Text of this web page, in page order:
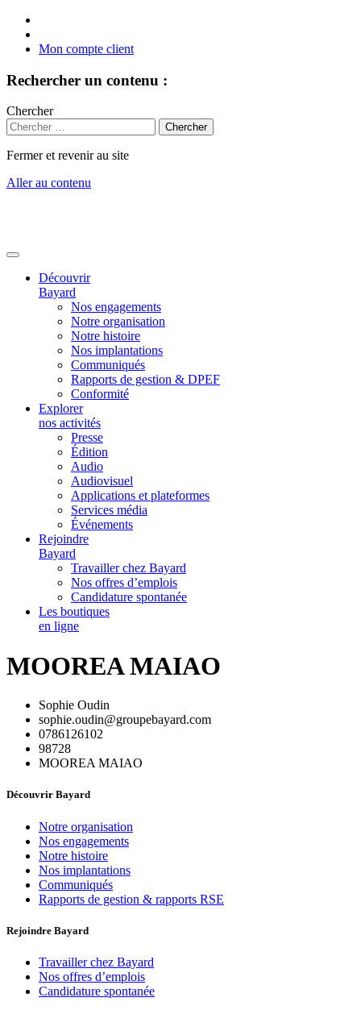
Mon compte client
Rechercher un contenu :
Chercher
Fermer et revenir au site
Aller au contenu
Découvrir
Bayard
Nos engagements
Notre organisation
Notre histoire
Nos implantations
Communiqués
Rapports de gestion & DPEF
Conformité
Explorer
nos activités
Presse
Édition
Audio
Audiovisuel
Applications et plateformes
Services média
Événements
Rejoindre
Bayard
Travailler chez Bayard
Nos offres d’emplois
Candidature spontanée
Les boutiques
en ligne
MOOREA MAIAO
Sophie Oudin
sophie.oudin@groupebayard.com
0786126102
98728
MOOREA MAIAO
Découvrir Bayard
Notre organisation
Nos engagements
Notre histoire
Nos implantations
Communiqués
Rapports de gestion & rapports RSE
Rejoindre Bayard
Travailler chez Bayard
Nos offres d’emplois
Candidature spontanée